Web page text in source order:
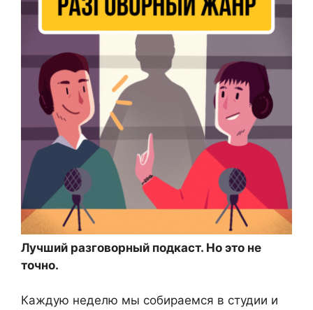
Лучший разговорный подкаст. Но это не
точно.
Каждую неделю мы собираемся в студии и